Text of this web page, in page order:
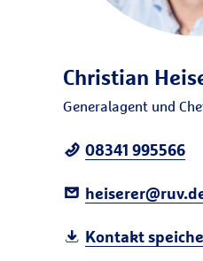
Christian
Generalagent und
08341 995566
Kontakt